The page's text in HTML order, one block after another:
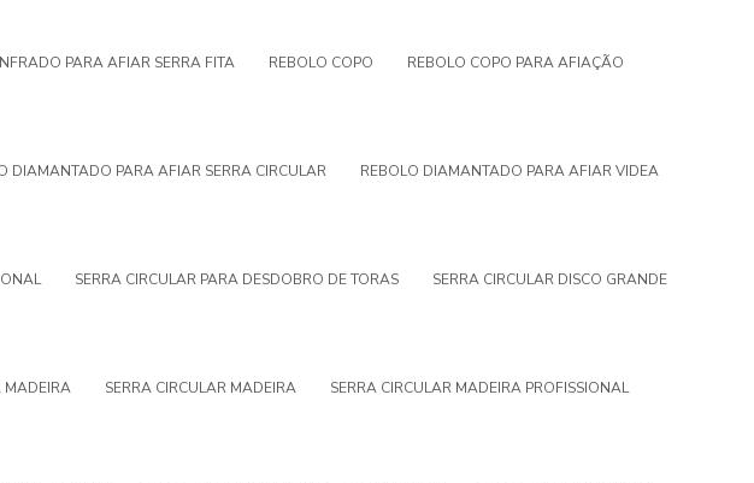
PARA AFIAR SERRA FITA REBOLO COPO REBOLO COPO PARA AFIAÇÃO
DIAMANTADO PARA AFIAR SERRA CIRCULAR REBOLO DIAMANTADO PARA AFIAR VIDEA
SERRA CIRCULAR PARA DESDOBRO DE TORAS SERRA CIRCULAR DISCO GRANDE
MADEIRA SERRA CIRCULAR MADEIRA SERRA CIRCULAR MADEIRA PROFISSIONAL